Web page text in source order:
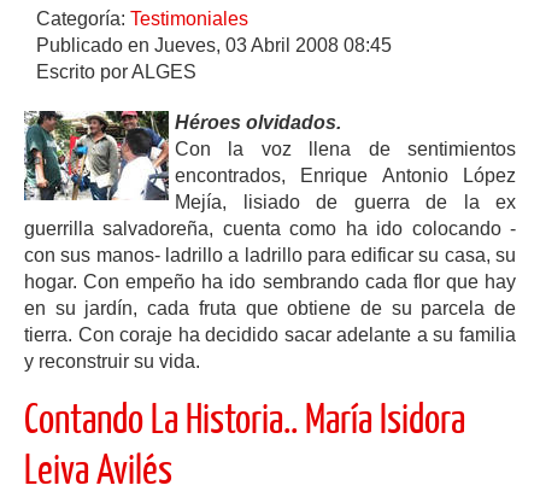
Categoría: Testimoniales
Publicado en Jueves, 03 Abril 2008 08:45
Escrito por ALGES
Héroes olvidados.
Con la voz llena de sentimientos
encontrados, Enrique Antonio López
Mejía, lisiado de guerra de la ex
guerrilla salvadoreña, cuenta como ha ido colocando -
con sus manos- ladrillo a ladrillo para edificar su casa, su
hogar. Con empeño ha ido sembrando cada flor que hay
en su jardín, cada fruta que obtiene de su parcela de
tierra. Con coraje ha decidido sacar adelante a su familia
y reconstruir su vida.
Contando La Historia.. María Isidora
Leiva Avilés